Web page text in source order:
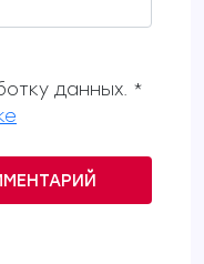
данных. *